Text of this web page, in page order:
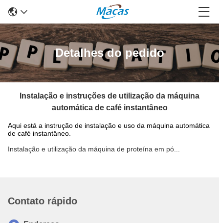
Detalhes do pedido
Instalação e instruções de utilização da máquina
automática de café instantâneo
Aqui está a instrução de instalação e uso da máquina automática
de café instantâneo.
Instalação e utilização da máquina de proteína em pó...
Contato rápido